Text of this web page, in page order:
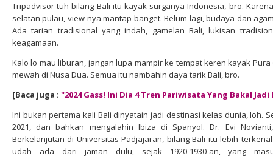
Tripadvisor tuh bilang Bali itu kayak surganya Indonesia, bro.
selatan pulau, view-nya mantap banget. Belum lagi, budaya dan
Ada tarian tradisional yang indah, gamelan Bali, lukisan
keagamaan.
Kalo lo mau liburan, jangan lupa mampir ke tempat keren kayak
mewah di Nusa Dua. Semua itu nambahin daya tarik Bali, bro.
[Baca juga : "2024 Gass! Ini Dia 4 Tren Pariwisata Yang Bakal
Ini bukan pertama kali Bali dinyatain jadi destinasi kelas dunia, loh.
2021, dan bahkan mengalahin Ibiza di Spanyol. Dr. Evi
Berkelanjutan di Universitas Padjajaran, bilang Bali itu lebih
udah ada dari jaman dulu, sejak 1920-1930-an, yang